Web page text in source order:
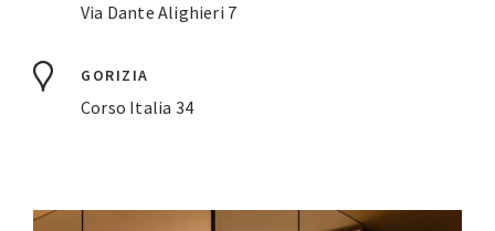
Via Dante Alighieri 7
GORIZIA
Corso Italia 34